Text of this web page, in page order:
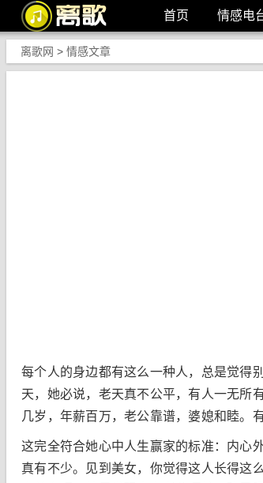
首页 情感电
离歌网 > 情感文章
每个人的身边都有这么一种人，总是觉得
天，她必说，老天真不公平，有人一无所
几岁，年薪百万，老公靠谱，婆媳和睦。
这完全符合她心中人生赢家的标准：内心
真有不少。见到美女，你觉得这人长得这